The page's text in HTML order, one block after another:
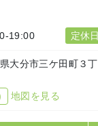
19:00 定休日
大分市三ケ田町３
地図を見る